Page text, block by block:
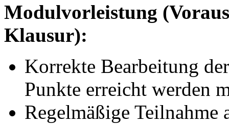
Modulvorleistung
Klausur):
Korrekte Bearbeitung
Punkte erreicht werden
Regelmäßige Teilnahme